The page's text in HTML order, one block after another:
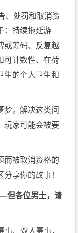
、处罚和取消资
：持续拖延游
或筹码、反复越
可计数性、在荷
生的个人卫生和
梦。解决这类问
玩家可能会被要
而被取消资格的
享你的故事！
但各位男士，请
、双人赛事，